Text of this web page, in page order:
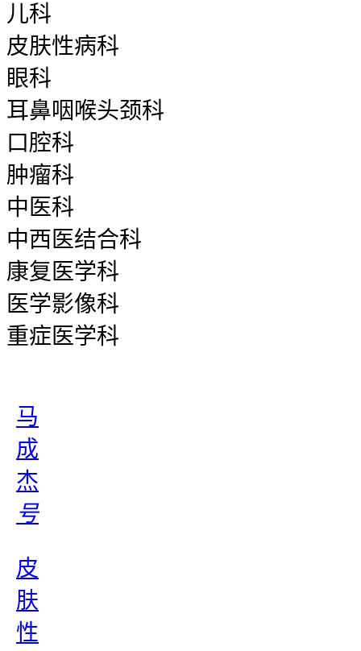
儿科
皮肤性病科
眼科
耳鼻咽喉头颈科
口腔科
肿瘤科
中医科
中西医结合科
康复医学科
医学影像科
重症医学科
马
成
杰
号
皮
肤
性